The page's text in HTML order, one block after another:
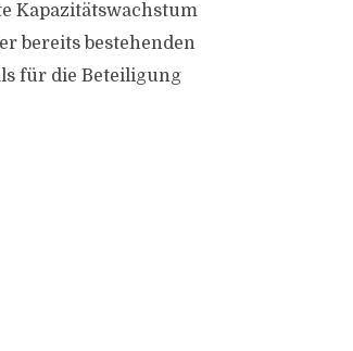
Kapazitätswachstum
bereits bestehenden
für die Beteiligung